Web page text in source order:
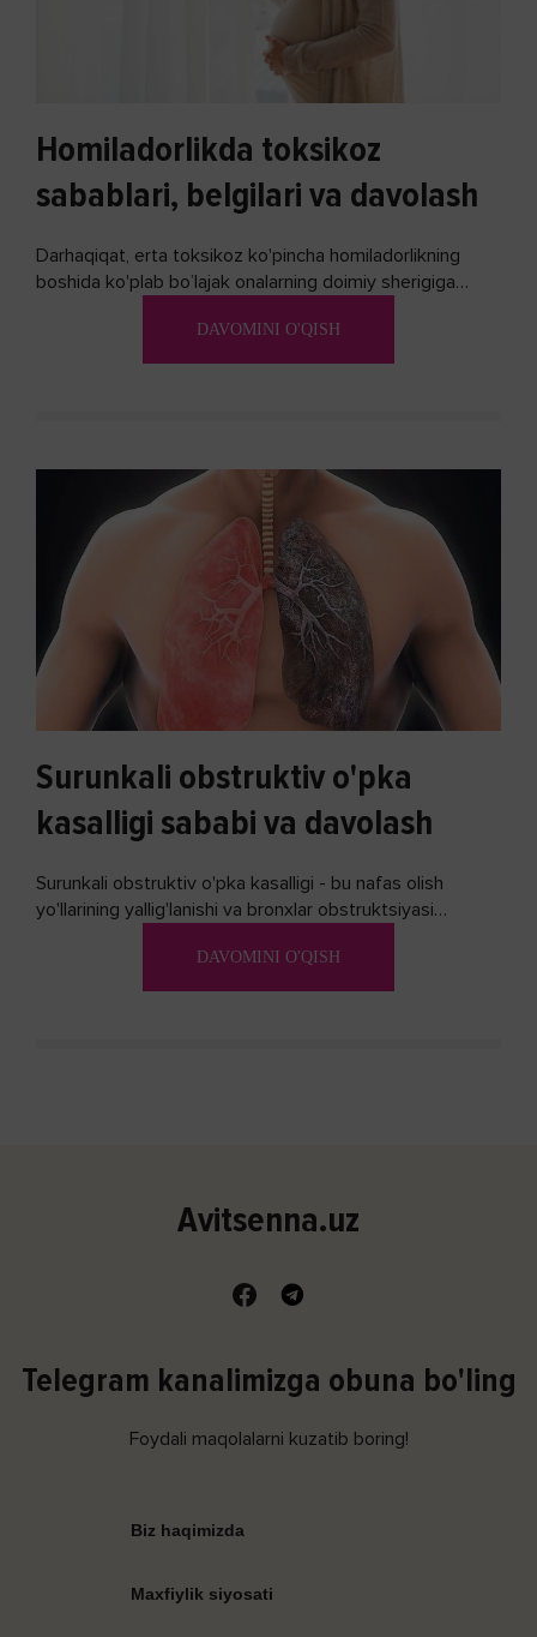
Homiladorlikda toksikoz
sabablari, belgilari va davolash
Darhaqiqat, erta toksikoz ko'pincha homiladorlikning
boshida ko'plab bo’lajak onalarning doimiy sherigiga
biron bir usuli bormi?DAVOMINI O'QISH
Surunkali obstruktiv o'pka
kasalligi sababi va davolash
Surunkali obstruktiv o'pka kasalligi - bu nafas olish
yo'llarining yallig'lanishi va bronxlar obstruktsiyasi
DAVOMINI O'QISH
Avitsenna.uz
Telegram kanalimizga obuna bo'ling
Foydali maqolalarni kuzatib boring!
Biz haqimizda
Maxfiylik siyosati